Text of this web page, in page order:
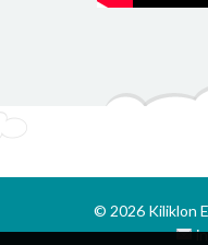
© 2026 Kiliklon